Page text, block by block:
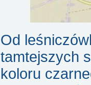
Od
tamtejszych
koloru